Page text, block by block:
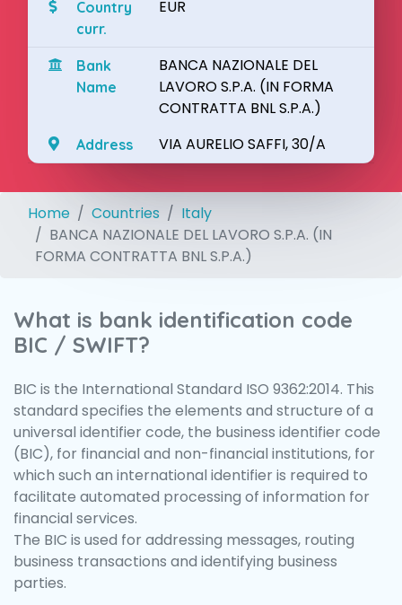
Country
curr.
EUR
Bank
Name
BANCA NAZIONALE DEL
LAVORO S.P.A. (IN FORMA
CONTRATTA BNL S.P.A.)
Address VIA AURELIO SAFFI, 30/A
Home Countries
Italy
BANCA NAZIONALE DEL LAVORO S.P.A. (IN
FORMA CONTRATTA BNL S.P.A.)
What is bank identification code
BIC / SWIFT?
BIC is the International Standard ISO 9362:2014. This
standard specifies the elements and structure of a
universal identifier code, the business identifier code
(BIC), for financial and non-financial institutions, for
which such an international identifier is required to
facilitate automated processing of information for
financial services.
The BIC is used for addressing messages, routing
business transactions and identifying business
parties.